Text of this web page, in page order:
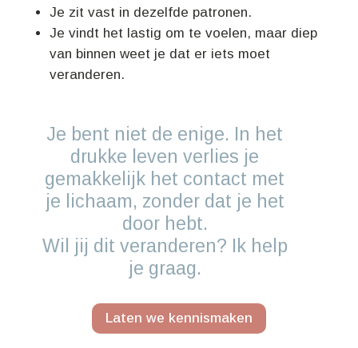
Je zit vast in dezelfde patronen.
Je vindt het lastig om te voelen, maar diep
van binnen weet je dat er iets moet
veranderen.
Je bent niet de enige. In het
drukke leven verlies je
gemakkelijk het contact met
je lichaam, zonder dat je het
door hebt.
Wil jij dit veranderen? Ik help
je graag.
Laten we kennismaken